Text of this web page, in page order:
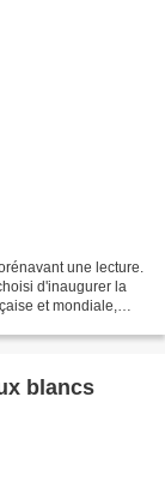
une lecture.
d'inaugurer la
et mondiale,
blancs